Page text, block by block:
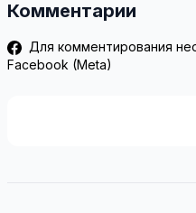
Комментарии
Для комментирования
Facebook (Meta)